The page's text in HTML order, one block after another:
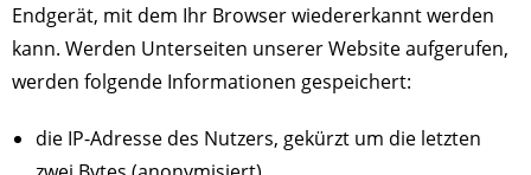
Endgerät, mit dem Ihr Browser wiedererkannt werden
kann. Werden Unterseiten unserer Website aufgerufen,
werden folgende Informationen gespeichert:
die IP-Adresse des Nutzers, gekürzt um die letzten